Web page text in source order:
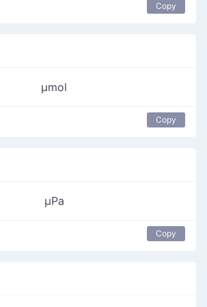
Copy
µmol
Copy
µPa
Copy